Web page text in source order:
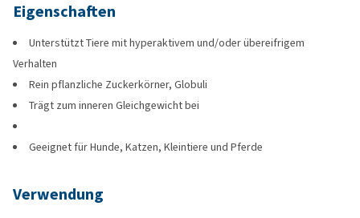
Eigenschaften
Unterstützt Tiere mit hyperaktivem und/oder übereifrigem
Verhalten
Rein pflanzliche Zuckerkörner, Globuli
Trägt zum inneren Gleichgewicht bei
Geeignet für Hunde, Katzen, Kleintiere und Pferde
Verwendung